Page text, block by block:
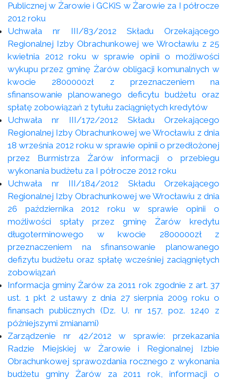
Publicznej w Żarowie i GCKiS w Żarowie za I półrocze
2012 roku
Uchwała nr III/83/2012 Składu Orzekającego
Regionalnej Izby Obrachunkowej we Wrocławiu z 25
kwietnia 2012 roku w sprawie opinii o możliwości
wykupu przez gminę Żarów obligacji komunalnych w
kwocie 2800000zł z przeznaczeniem na
sfinansowanie planowanego deficytu budżetu oraz
spłatę zobowiązań z tytułu zaciągniętych kredytów
Uchwała nr III/172/2012 Składu Orzekającego
Regionalnej Izby Obrachunkowej we Wrocławiu z dnia
18 września 2012 roku w sprawie opinii o przedłożonej
przez Burmistrza Żarów informacji o przebiegu
wykonania budżetu za I półrocze 2012 roku
Uchwała nr III/184/2012 Składu Orzekającego
Regionalnej Izby Obrachunkowej we Wrocławiu z dnia
26 października 2012 roku w sprawie opinii o
możliwości spłaty przez gminę Żarów kredytu
długoterminowego w kwocie 2800000zł z
przeznaczeniem na sfinansowanie planowanego
defizytu budżetu oraz spłatę wcześniej zaciągniętych
zobowiązań
Informacja gminy Żarów za 2011 rok zgodnie z art. 37
ust. 1 pkt 2 ustawy z dnia 27 sierpnia 2009 roku o
finansach publicznych (Dz. U. nr 157, poz. 1240 z
późniejszymi zmianami)
Zarządzenie nr 42/2012 w sprawie: przekazania
Radzie Miejskiej w Żarowie i Regionalnej Izbie
Obrachunkowej sprawozdania rocznego z wykonania
budżetu gminy Żarów za 2011 rok, informacji o